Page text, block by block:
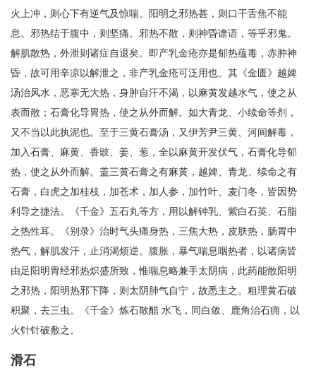
火上冲，则心下有逆气及惊喘。阳明之邪热甚，则口干舌焦不能
息。邪热结于腹中，则坚痛。邪热不散，则神昏谵语，等乎邪鬼。
解肌散热，外泄则诸症自退矣。即产乳金疮亦是郁热蕴毒，赤肿神
昏，故可用辛凉以解泄之，非产乳金疮可泛用也。其《金匮》越婢
汤治风水，恶寒无大热，身肿自汗不渴，以麻黄发越水气，使之从
表而散；石膏化导胃热，使之从外而解。如大青龙、小续命等剂，
又不当以此执泥也。至于三黄石膏汤，又伊芳尹三黄、河间解毒，
加入石膏、麻黄、香豉、姜、葱，全以麻黄开发伏气，石膏化导郁
热，使之从外而解。盖三黄石膏之有麻黄，越婢、青龙、续命之有
石膏，白虎之加桂枝，加苍术，加人参，加竹叶、麦门冬，皆因势
利导之捷法。《千金》五石丸等方，用以解钟乳、紫白石英、石脂
之热性耳。《别录》治时气头痛身热，三焦大热，皮肤热，肠胃中
热气，解肌发汗，止消渴烦逆。腹胀，暴气喘息咽热者，以诸病皆
由足阳明胃经邪热炽盛所致，惟喘息略兼手太阴病，此药能散阳明
之邪热，阳明热邪下降，则太阴肺气自宁，故悉主之。粗理黄石破
积聚，去三虫。《千金》炼石散醋 水飞，同白敛、鹿角治石痈，以
火针针破敷之。
滑石